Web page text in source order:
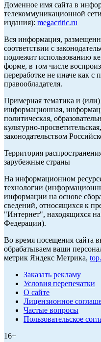
Доменное имя сайта в
телекоммуникационной
издания): megacritic.ru
Вся информация,
соответствии с
подлежит использованию
форме, в том числе
переработке не иначе как с
правообладателя.
Примерная тематика и (или)
информационная,
политическая,
культурно-
законодательством
Территория
зарубежные страны
На информационном
технологии
информации на основе
сведений, относящихся к
"Интернет", находящихся
Федерации).
Во время посещения сайта
обрабатываем ваши
метрик Яндекс Метрика,
Заказать рекламу
Условия перепечатки
О сайте
Лицензионное
Частые вопросы
Пользовательское
16+